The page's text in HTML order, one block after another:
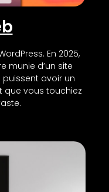
En 2025,
munie d’un site
avoir un
que vous touchiez